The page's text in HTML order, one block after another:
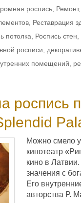
роспись, Ремонт,
, Реставрация
потолка, Роспись стен,
росписи,
помещений,
роспись
Можно смело
кинотеатр
кино в
значения с
Его
авторства Р.